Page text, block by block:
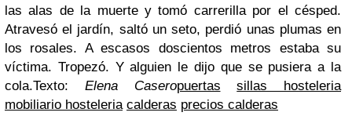
las alas de la muerte y tomó carrerilla por el césped.
Atravesó el jardín, saltó un seto, perdió unas plumas en
los rosales. A escasos doscientos metros estaba su
víctima. Tropezó. Y alguien le dijo que se pusiera a la
cola.Texto: Elena Caseropuertas
sillas hosteleria
mobiliario hosteleria calderas precios calderas